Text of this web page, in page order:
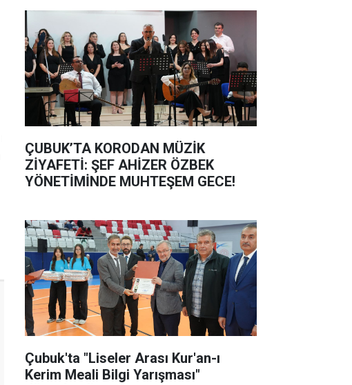
ÇUBUK’TA KORODAN MÜZİK
ZİYAFETİ: ŞEF AHİZER ÖZBEK
YÖNETİMİNDE MUHTEŞEM GECE!
Çubuk'ta "Liseler Arası Kur'an-ı
Kerim Meali Bilgi Yarışması"